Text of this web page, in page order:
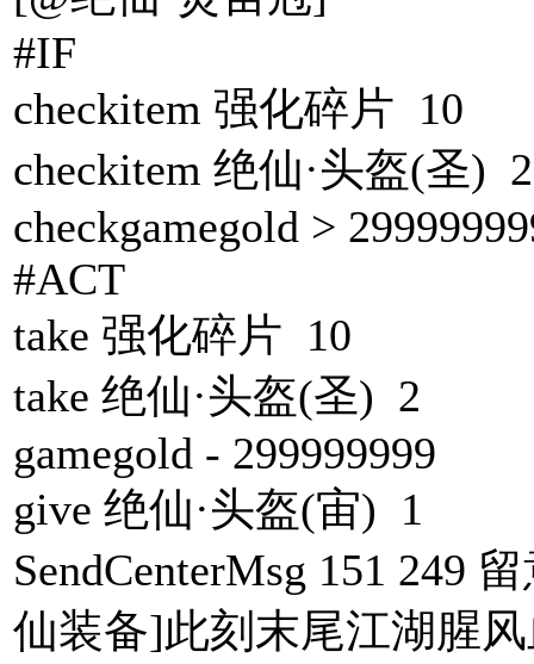
#IF
checkitem 强化碎片 10
checkitem 绝仙·头盔(圣) 2
checkgamegold >
#ACT
take 强化碎片 10
take 绝仙·头盔(圣) 2
gamegold - 299999999
give 绝仙·头盔(宙) 1
SendCenterMsg 151 249
仙装备]此刻末尾江湖腥